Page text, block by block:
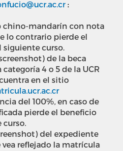
:
chino-mandarín con nota
lo contrario pierde el
siguiente curso.
de la beca
4 o 5 de la UCR
en el sitio
del 100%, en caso de
pierde el beneficio
curso.
del expediente
reflejado la matrícula